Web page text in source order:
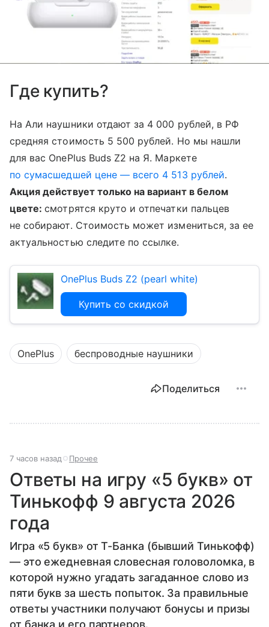
Где купить?
На Али наушники отдают за 4 000 рублей, в РФ
средняя стоимость 5 500 рублей. Но мы нашли
для вас OnePlus Buds Z2 на Я. Маркете
по сумасшедшей цене — всего 4 513 рублей.
Акция действует только на вариант в белом
цвете:смотрятся круто и отпечатки пальцев
не собирают. Стоимость может измениться, за ее
актуальностью следите по ссылке.
OnePlus Buds Z2 (pearl white)
Купить со скидкой
OnePlus беспроводные наушники
Поделиться
7 часов назад Прочее
Ответы на игру «5 букв» от
Тинькофф 9 августа 2026
года
Игра «5 букв» от Т-Банка (бывший Тинькофф)
— это ежедневная словесная головоломка, в
которой нужно угадать загаданное слово из
пяти букв за шесть попыток. За правильные
ответы участники получают бонусы и призы